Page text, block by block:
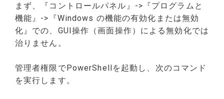
まず、『コントロールパネル』->『プログラムと
機能』->『Windows の機能の有効化または無効
化』での、GUI操作（画面操作）による無効化では
治りません。
管理者権限でPowerShellを起動し、次のコマンド
を実行します。